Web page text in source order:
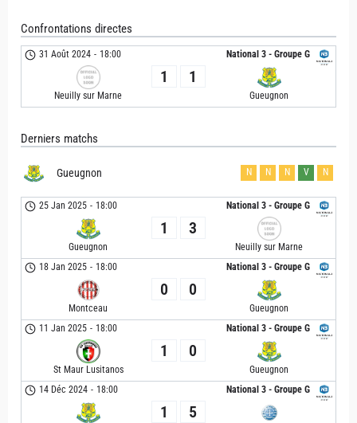
Confrontations directes
National 3 - Groupe G
31 Août 2024 - 18:00
Neuilly sur Marne
1 1
Gueugnon
Derniers matchs
Gueugnon N N N V N
National 3 - Groupe G
25 Jan 2025 - 18:00
Gueugnon
1 3
Neuilly sur Marne
National 3 - Groupe G
18 Jan 2025 - 18:00
Montceau
0 0
Gueugnon
National 3 - Groupe G
11 Jan 2025 - 18:00
St Maur Lusitanos
1 0
Gueugnon
National 3 - Groupe G
14 Déc 2024 - 18:00
1 5